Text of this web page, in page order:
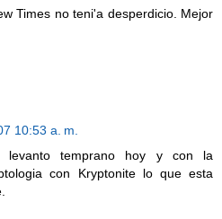
Times no teni'a desperdicio. Mejor
10:53 a. m.
levanto temprano hoy y con la
con Kryptonite lo que esta